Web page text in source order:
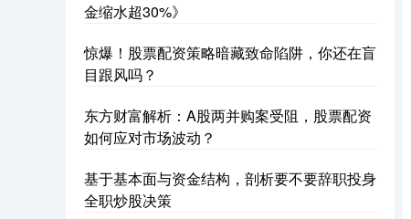
沪深300 4694.44 +43.13 +0.93%
金缩水超30%》
惊爆！股票配资策略暗藏致命陷阱，你还在盲
目跟风吗？
东方财富解析：A股两并购案受阻，股票配资
如何应对市场波动？
基于基本面与资金结构，剖析要不要辞职投身
全职炒股决策